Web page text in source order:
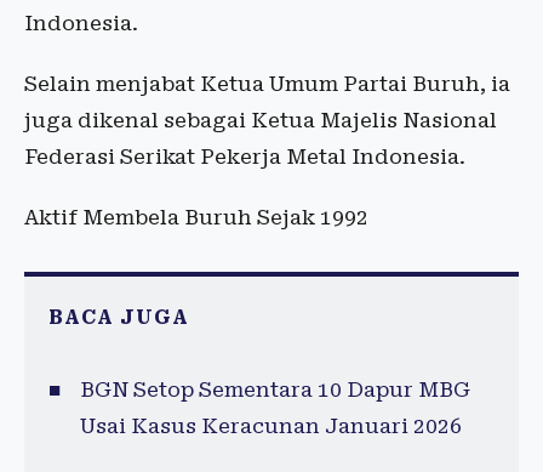
Indonesia.
Selain menjabat Ketua Umum Partai Buruh, ia
juga dikenal sebagai Ketua Majelis Nasional
Federasi Serikat Pekerja Metal Indonesia.
Aktif Membela Buruh Sejak 1992
BACA JUGA
BGN Setop Sementara 10 Dapur MBG
Usai Kasus Keracunan Januari 2026